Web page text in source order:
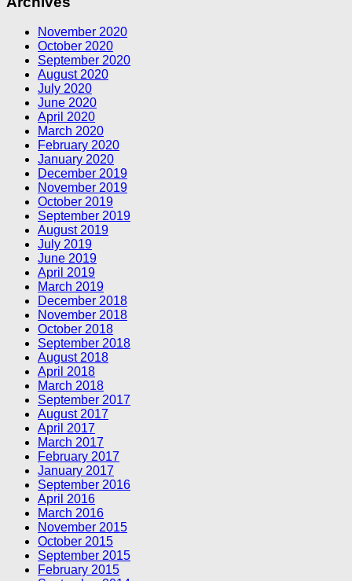
November 2020
October 2020
September 2020
August 2020
July 2020
June 2020
April 2020
March 2020
February 2020
January 2020
December 2019
November 2019
October 2019
September 2019
August 2019
July 2019
June 2019
April 2019
March 2019
December 2018
November 2018
October 2018
September 2018
August 2018
April 2018
March 2018
September 2017
August 2017
April 2017
March 2017
February 2017
January 2017
September 2016
April 2016
March 2016
November 2015
October 2015
September 2015
February 2015